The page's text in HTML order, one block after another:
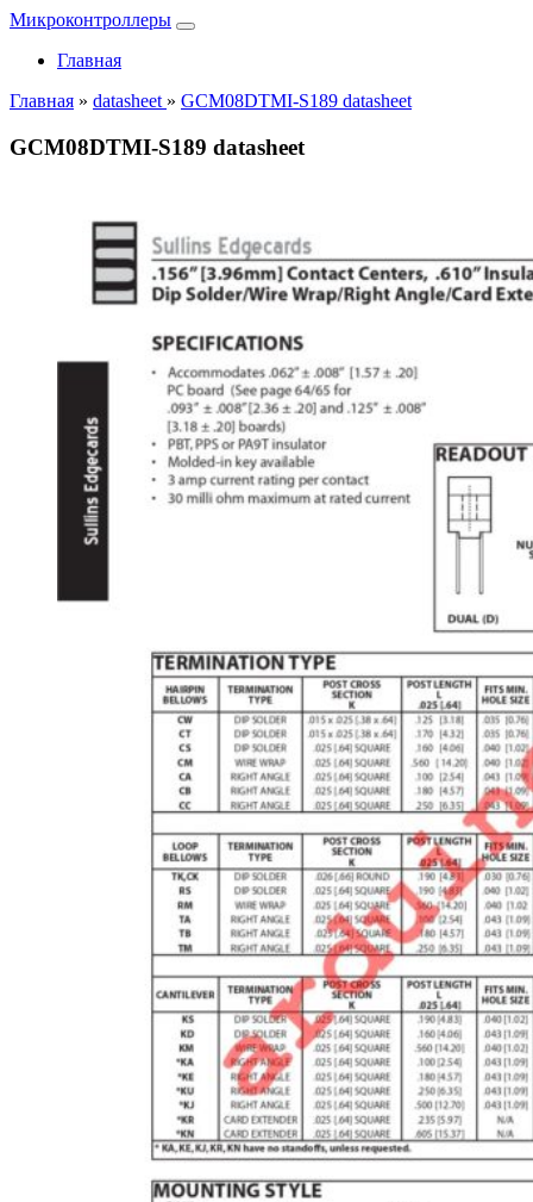
Микроконтроллеры
Главная
Главная » datasheet » GCM08DTMI-S189 datasheet
GCM08DTMI-S189 datasheet